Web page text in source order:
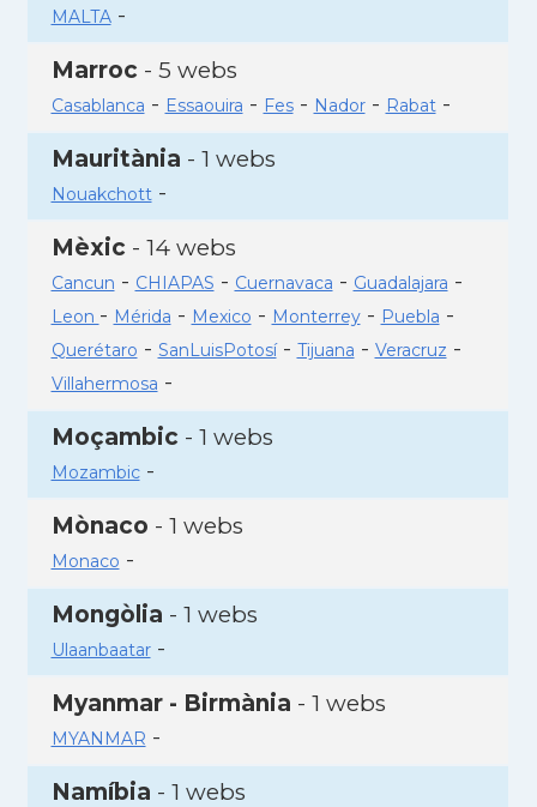
MALTA-
Marroc - 5 webs
Casablanca - Essaouira - Fes- Nador- Rabat-
Mauritània - 1 webs
Nouakchott-
Mèxic - 14 webs
Cancun - CHIAPAS - Cuernavaca - Guadalajara -
Leon - Mérida - Mexico - Monterrey- Puebla -
Querétaro - SanLuisPotosí- Tijuana - Veracruz -
Villahermosa -
Moçambic - 1 webs
Mozambic-
Mònaco - 1 webs
Monaco -
Mongòlia - 1 webs
Ulaanbaatar-
Myanmar - Birmània - 1 webs
MYANMAR -
Namíbia - 1 webs